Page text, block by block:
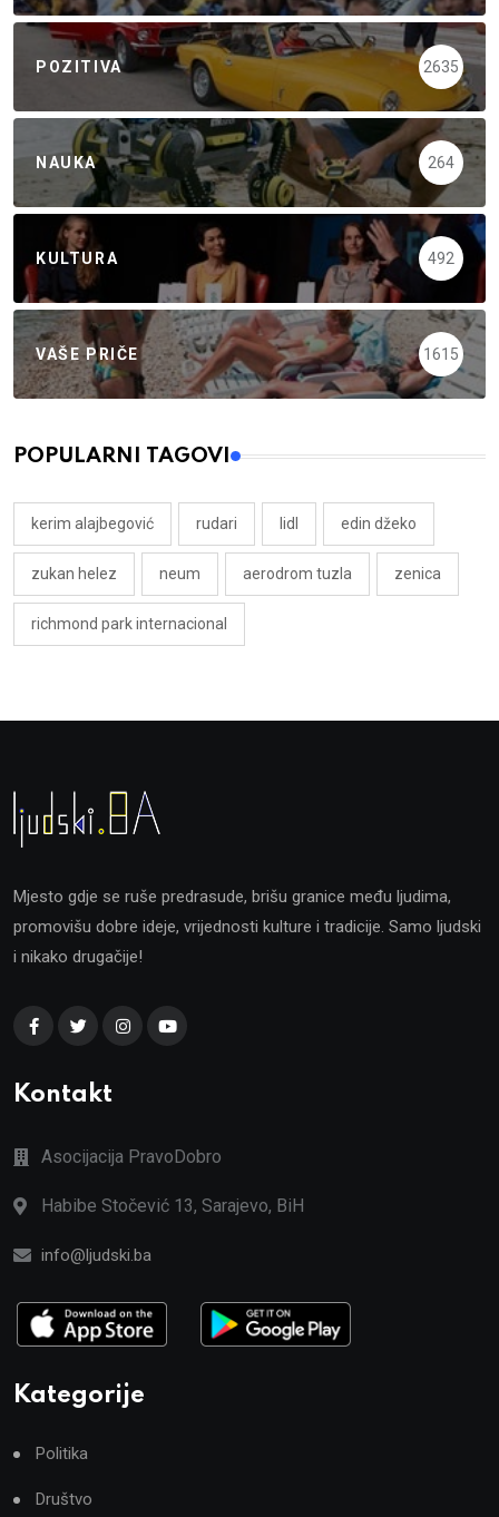
POZITIVA 2635
NAUKA 264
KULTURA 492
VAŠE PRIČE 1615
POPULARNI TAGOVI
kerim alajbegović rudari lidl edin džeko
zukan helez neum aerodrom tuzla zenica
richmond park internacional
Mjesto gdje se ruše predrasude, brišu granice među ljudima,
promovišu dobre ideje, vrijednosti kulture i tradicije. Samo ljudski
i nikako drugačije!
Kontakt
Asocijacija PravoDobro
Habibe Stočević 13, Sarajevo, BiH
info@ljudski.ba
Kategorije
Politika
Društvo